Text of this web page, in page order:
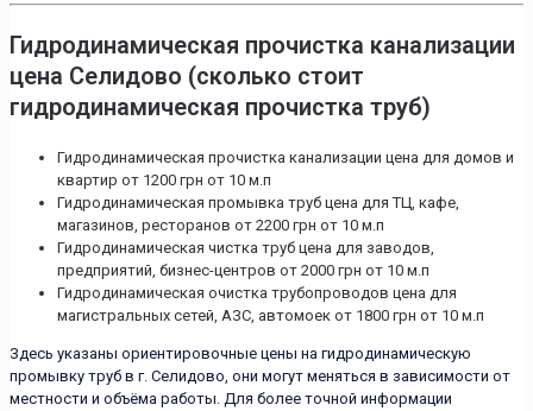
Гидродинамическая прочистка канализации
цена Селидово (сколько стоит
гидродинамическая прочистка труб)
Гидродинамическая прочистка канализации цена для домов и
квартир от 1200 грн от 10 м.п
Гидродинамическая промывка труб цена для ТЦ, кафе,
магазинов, ресторанов от 2200 грн от 10 м.п
Гидродинамическая чистка труб цена для заводов,
предприятий, бизнес-центров от 2000 грн от 10 м.п
Гидродинамическая очистка трубопроводов цена для
магистральных сетей, АЗС, автомоек от 1800 грн от 10 м.п
Здесь указаны ориентировочные цены на гидродинамическую
промывку труб в г. Селидово, они могут меняться в зависимости от
местности и объёма работы. Для более точной информации